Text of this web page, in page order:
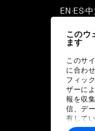
このウ
ます
このサ
に合わ
フィッ
ザーに
報を収
信、デ
有して
ユーザ
EN ▪ES▪